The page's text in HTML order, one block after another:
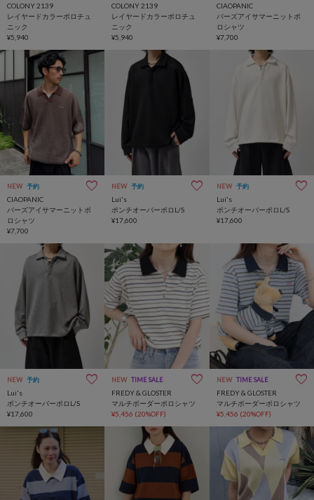
COLONY 2139
レイヤードカラーポロチュ
ニック
¥5,940
COLONY 2139
レイヤードカラーポロチュ
ニック
¥5,940
CIAOPANIC
バーズアイサマーニットポ
ロシャツ
¥7,700
NEW 予約
CIAOPANIC
バーズアイサマーニットポ
ロシャツ
¥7,700
NEW 予約
Lui's
ポンチオーバーポロL/S
¥17,600
NEW 予約
Lui's
ポンチオーバーポロL/S
¥17,600
NEW 予約
Lui's
ポンチオーバーポロL/S
¥17,600
NEW TIME SALE
FREDY & GLOSTER
マルチボーダーポロシャツ
¥5,456 (20%OFF)
NEW TIME SALE
FREDY & GLOSTER
マルチボーダーポロシャツ
¥5,456 (20%OFF)